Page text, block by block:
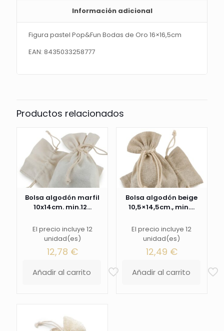
Información adicional
Figura pastel Pop&Fun Bodas de Oro 16×16,5cm
EAN: 8435033258777
Productos relacionados
Bolsa algodón marfil
10x14cm. min.12...
El precio incluye 12
unidad(es)
12,78 €
Añadir al carrito
Bolsa algodón beige
10,5×14,5cm., min....
El precio incluye 12
unidad(es)
12,49 €
Añadir al carrito